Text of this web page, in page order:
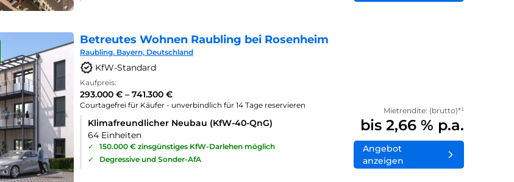
Betreutes Wohnen Raubling bei Rosenheim
Raubling. Bayern, Deutschland
KfW-Standard
Kaufpreis:
293.000 € – 741.300 €
Courtagefrei für Käufer - unverbindlich für 14 Tage reservieren
Klimafreundlicher Neubau (KfW-40-QnG)
64 Einheiten
✓
150.000 € zinsgünstiges KfW-Darlehen möglich
✓
Degressive und Sonder-AfA
Mietrendite: (brutto)*¹
bis 2,66 % p.a.
Angebot
anzeigen